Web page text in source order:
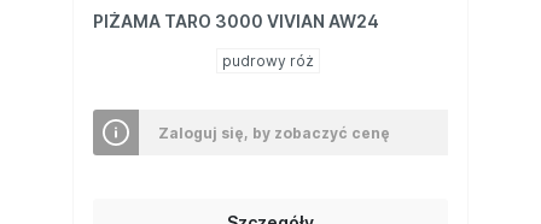
PIŻAMA TARO 3000 VIVIAN AW24
pudrowy róż
Zaloguj się, by zobaczyć cenę